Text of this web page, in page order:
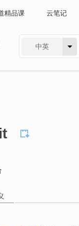
精品课 云笔记
中英